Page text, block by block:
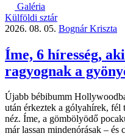
Galéria
Külföldi sztár
2026. 08. 05. Bognár Kriszta
Íme, 6 híresség,
ragyognak a
Újabb bébibumm
után érkeztek a gólyahírek, fél
néz. Íme, a gömbölyödő
már lassan mindenórásak – és